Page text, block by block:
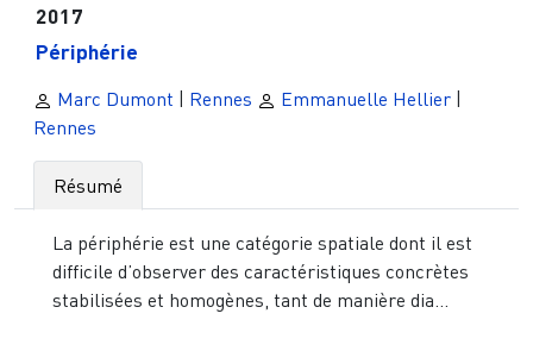
2017
Périphérie
Marc Dumont | Rennes Emmanuelle Hellier |
Rennes
Résumé
La périphérie est une catégorie spatiale dont il est
difficile d’observer des caractéristiques concrètes
stabilisées et homogènes, tant de manière dia...